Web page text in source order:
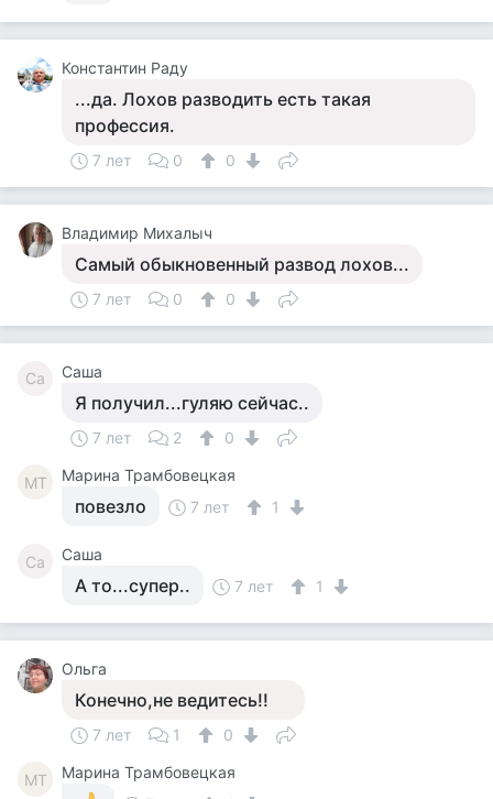
Константин Раду
...да. Лохов разводить есть такая
профессия.
7 лет 0 0
Владимир Михалыч
Самый обыкновенный развод лохов...
7 лет 0 0
Са Саша
Я получил...гуляю сейчас..
7 лет 2 0
МТ Марина Трамбовецкая
повезло 7 лет 1
Са Саша
А то...супер.. 7 лет 1
Ольга
Конечно,не ведитесь!!
7 лет 1 0
МТ
Марина Трамбовецкая